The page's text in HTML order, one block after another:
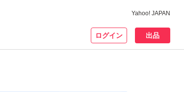
Yahoo! JAPAN
ログイン 出品